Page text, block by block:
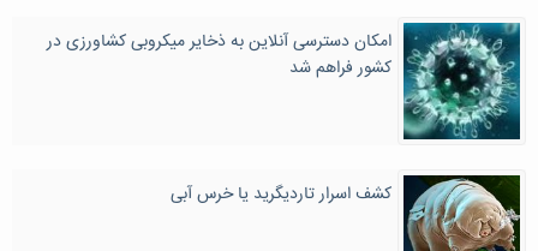
امکان دسترسی آنلاین به ذخایر میکروبی کشاورزی در
کشور فراهم شد
کشف اسرار تاردیگرید یا خرس آبی